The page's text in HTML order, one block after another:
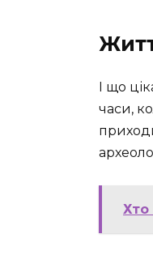
І що
часи,
Хто